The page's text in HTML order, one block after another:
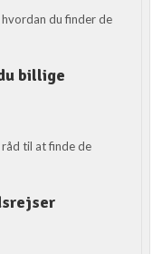
du finder de
billige
til at finde de